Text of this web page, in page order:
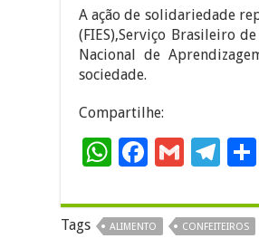
A ação de solidariedade
(FIES),Serviço Brasileiro
Nacional de
Compartilhe:
W
h
at
F
ac
e
G
m
ai
T
el
e
Tags